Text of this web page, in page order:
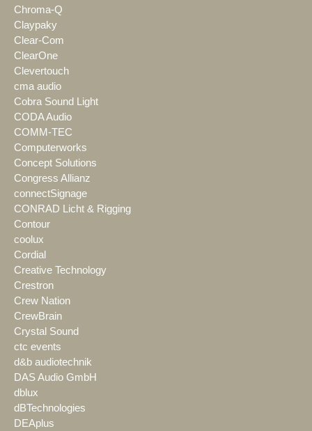
Chroma-Q
Claypaky
Clear-Com
ClearOne
Clevertouch
cma audio
Cobra Sound Light
CODA Audio
COMM-TEC
Computerworks
Concept Solutions
Congress Allianz
connectSignage
CONRAD Licht & Rigging
Contour
coolux
Cordial
Creative Technology
Crestron
Crew Nation
CrewBrain
Crystal Sound
ctc events
d&b audiotechnik
DAS Audio GmbH
dblux
dBTechnologies
DEAplus